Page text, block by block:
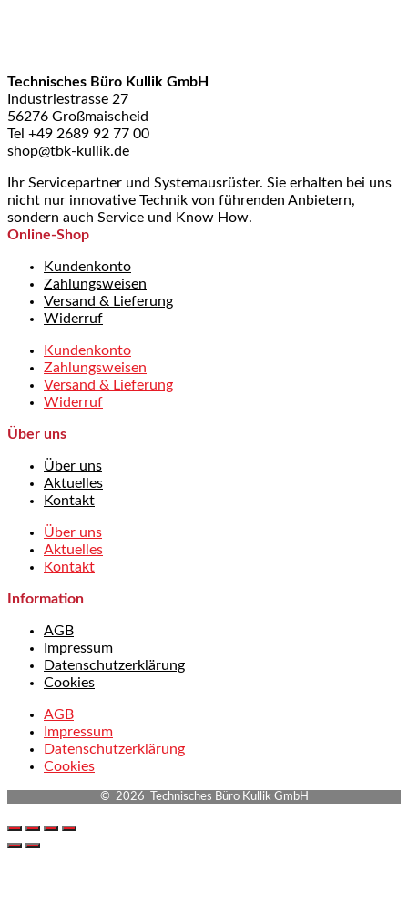
Technisches Büro Kullik GmbH
Industriestrasse 27
56276 Großmaischeid
Tel +49 2689 92 77 00
shop@tbk-kullik.de
Ihr Servicepartner und Systemausrüster. Sie erhalten bei uns
nicht nur innovative Technik von führenden Anbietern,
sondern auch Service und Know How.
Online-Shop
Kundenkonto
Zahlungsweisen
Versand & Lieferung
Widerruf
Kundenkonto
Zahlungsweisen
Versand & Lieferung
Widerruf
Über uns
Über uns
Aktuelles
Kontakt
Über uns
Aktuelles
Kontakt
Information
AGB
Impressum
Datenschutzerklärung
Cookies
AGB
Impressum
Datenschutzerklärung
Cookies
© 2026 Technisches Büro Kullik GmbH